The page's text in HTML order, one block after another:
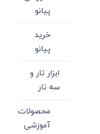
پیانو
خرید
پیانو
ابزار تار و
سه تار
محصولات
آموزشی